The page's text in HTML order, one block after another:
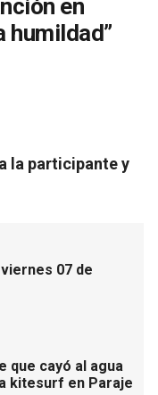
en
humildad”
la participante y
07 de
que cayó al agua
kitesurf en Paraje